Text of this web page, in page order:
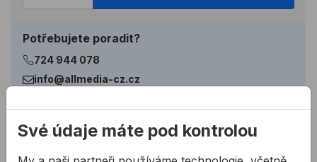
Potřebujete poradit?
724 944 078
info@allmedia-cz.cz
Popis
Své údaje máte pod kontrolou